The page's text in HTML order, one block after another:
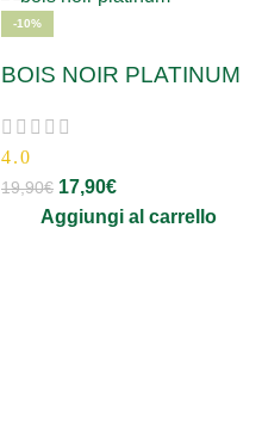
-10%
BOIS NOIR PLATINUM
4.0
19,90€ 17,90€
Aggiungi al carrello